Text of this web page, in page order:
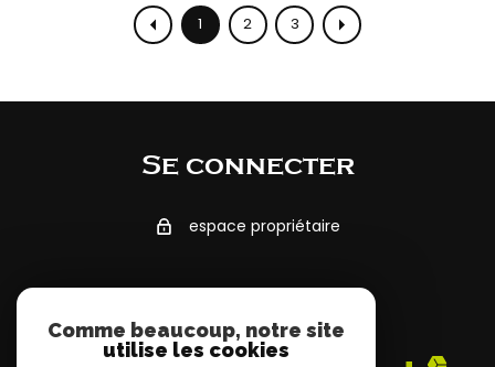
1 2 3
Se connecter
espace propriétaire
Adhérents
Comme beaucoup, notre site
utilise les cookies